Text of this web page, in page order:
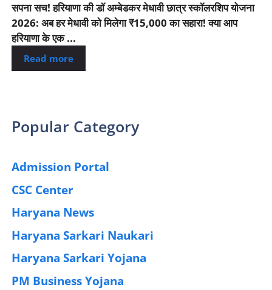
सपना सच! हरियाणा की डॉ अम्बेडकर मेधावी छात्र स्कॉलरशिप योजना
2026: अब हर मेधावी को मिलेगा ₹15,000 का सहारा! क्या आप
हरियाणा के एक ...
Read more
Popular Category
Admission Portal
CSC Center
Haryana News
Haryana Sarkari Naukari
Haryana Sarkari Yojana
PM Business Yojana